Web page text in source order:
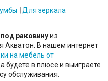
Для зеркала
раковинуиз
Акватон. В нашем интернет
на мебель от
будете в плюсе и выиграете
обслуживания.